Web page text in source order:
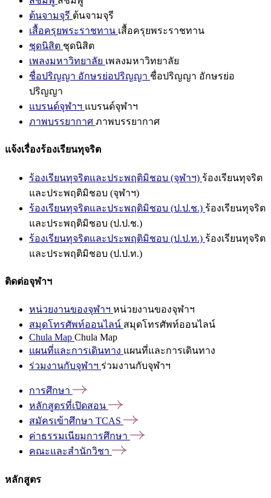
ต้นจามจุรี ต้นจามจุรี
เสื้อครุยพระราชทาน เสื้อครุยพระราชทาน
ชุดนิสิต ชุดนิสิต
เพลงมหาวิทยาลัย เพลงมหาวิทยาลัย
ชื่อปริญญา อักษรย่อปริญญา ชื่อปริญญา อักษรย่อ
ปริญญา
แบรนด์จุฬาฯ แบรนด์จุฬาฯ
ภาพบรรยากาศ ภาพบรรยากาศ
แจ้งเรื่องร้องเรียนทุจริต
ร้องเรียนทุจริตและประพฤติมิชอบ (จุฬาฯ) ร้องเรียนทุจริต
และประพฤติมิชอบ (จุฬาฯ)
ร้องเรียนทุจริตและประพฤติมิชอบ (ป.ป.ช.) ร้องเรียนทุจริต
และประพฤติมิชอบ (ป.ป.ช.)
ร้องเรียนทุจริตและประพฤติมิชอบ (ป.ป.ท.) ร้องเรียนทุจริต
และประพฤติมิชอบ (ป.ป.ท.)
ติดต่อจุฬาฯ
หน่วยงานของจุฬาฯ หน่วยงานของจุฬาฯ
สมุดโทรศัพท์ออนไลน์ สมุดโทรศัพท์ออนไลน์
Chula Map Chula Map
แผนที่และการเดินทาง แผนที่และการเดินทาง
ร่วมงานกับจุฬาฯ ร่วมงานกับจุฬาฯ
การศึกษา
หลักสูตรที่เปิดสอน
สมัครเข้าศึกษา TCAS
ค่าธรรมเนียมการศึกษา
คณะและสำนักวิชา
หลักสูตร